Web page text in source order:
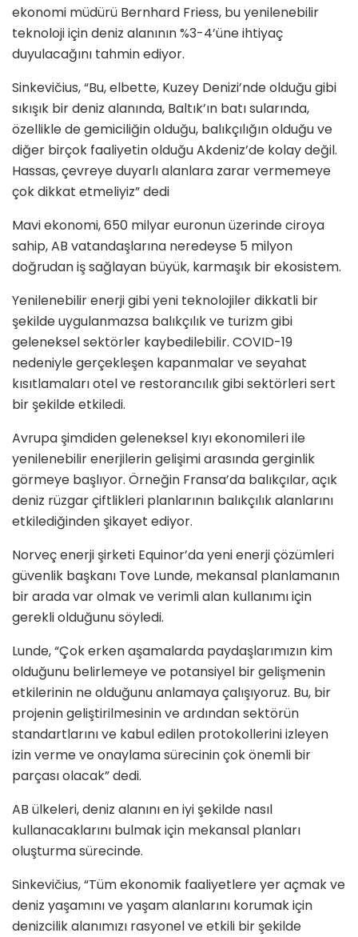
ekonomi müdürü Bernhard Friess, bu yenilenebilir
teknoloji için deniz alanının %3-4’üne ihtiyaç
duyulacağını tahmin ediyor.
Sinkevičius, “Bu, elbette, Kuzey Denizi’nde olduğu gibi
sıkışık bir deniz alanında, Baltık’ın batı sularında,
özellikle de gemiciliğin olduğu, balıkçılığın olduğu ve
diğer birçok faaliyetin olduğu Akdeniz’de kolay değil.
Hassas, çevreye duyarlı alanlara zarar vermemeye
çok dikkat etmeliyiz” dedi
Mavi ekonomi, 650 milyar euronun üzerinde ciroya
sahip, AB vatandaşlarına neredeyse 5 milyon
doğrudan iş sağlayan büyük, karmaşık bir ekosistem.
Yenilenebilir enerji gibi yeni teknolojiler dikkatli bir
şekilde uygulanmazsa balıkçılık ve turizm gibi
geleneksel sektörler kaybedilebilir. COVID-19
nedeniyle gerçekleşen kapanmalar ve seyahat
kısıtlamaları otel ve restorancılık gibi sektörleri sert
bir şekilde etkiledi.
Avrupa şimdiden geleneksel kıyı ekonomileri ile
yenilenebilir enerjilerin gelişimi arasında gerginlik
görmeye başlıyor. Örneğin Fransa’da balıkçılar, açık
deniz rüzgar çiftlikleri planlarının balıkçılık alanlarını
etkilediğinden şikayet ediyor.
Norveç enerji şirketi Equinor’da yeni enerji çözümleri
güvenlik başkanı Tove Lunde, mekansal planlamanın
bir arada var olmak ve verimli alan kullanımı için
gerekli olduğunu söyledi.
Lunde, “Çok erken aşamalarda paydaşlarımızın kim
olduğunu belirlemeye ve potansiyel bir gelişmenin
etkilerinin ne olduğunu anlamaya çalışıyoruz. Bu, bir
projenin geliştirilmesinin ve ardından sektörün
standartlarını ve kabul edilen protokollerini izleyen
izin verme ve onaylama sürecinin çok önemli bir
parçası olacak” dedi.
AB ülkeleri, deniz alanını en iyi şekilde nasıl
kullanacaklarını bulmak için mekansal planları
oluşturma sürecinde.
Sinkevičius, “Tüm ekonomik faaliyetlere yer açmak ve
deniz yaşamını ve yaşam alanlarını korumak için
denizcilik alanımızı rasyonel ve etkili bir şekilde